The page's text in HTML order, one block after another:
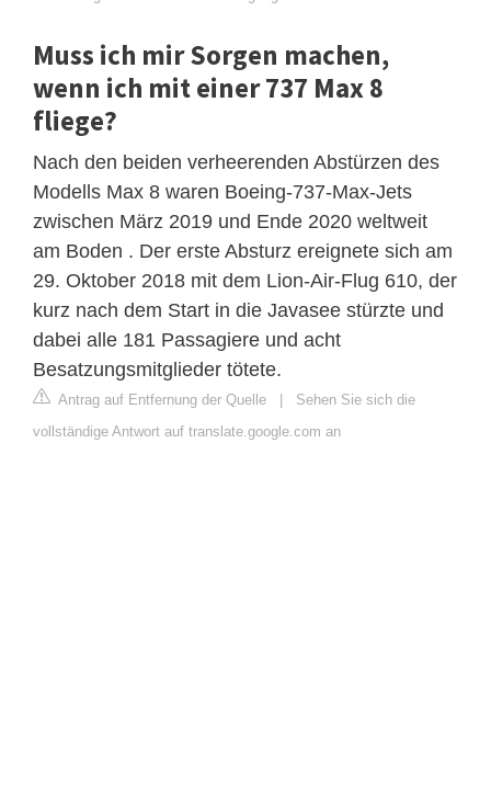
Muss ich mir Sorgen machen,
wenn ich mit einer 737 Max 8
fliege?
Nach den beiden verheerenden Abstürzen des
Modells Max 8 waren Boeing-737-Max-Jets
zwischen März 2019 und Ende 2020 weltweit
am Boden . Der erste Absturz ereignete sich am
29. Oktober 2018 mit dem Lion-Air-Flug 610, der
kurz nach dem Start in die Javasee stürzte und
dabei alle 181 Passagiere und acht
Besatzungsmitglieder tötete.
Antrag auf Entfernung der Quelle | Sehen Sie sich die
vollständige Antwort auf translate.google.com an